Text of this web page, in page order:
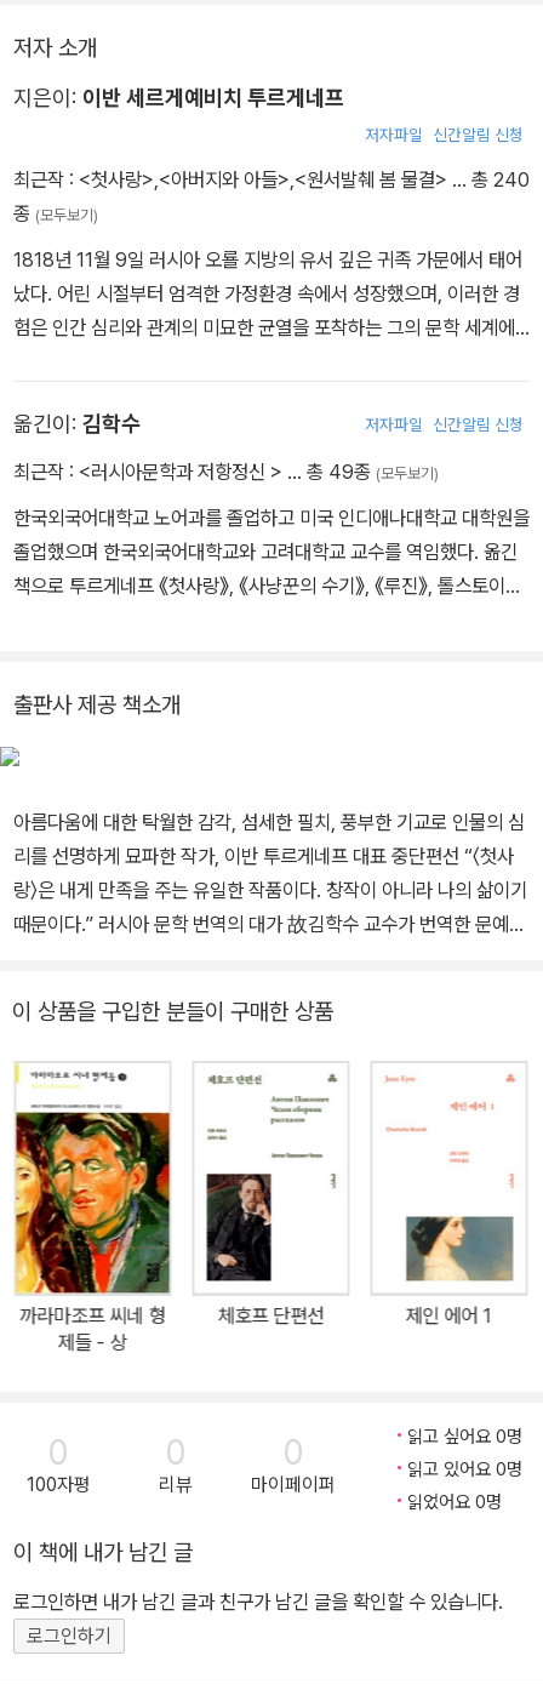
저자 소개
지은이: 이반 세르게예비치 투르게네프
저자파일 신간알림 신청
최근작 : <첫사랑>,<아버지와 아들>,<원서발췌 봄 물결> … 총 240
종 (모두보기)
1818년 11월 9일 러시아 오룔 지방의 유서 깊은 귀족 가문에서 태어
났다. 어린 시절부터 엄격한 가정환경 속에서 성장했으며, 이러한 경
험은 인간 심리와 관계의 미묘한 균열을 포착하는 그의 문학 세계에
익혔다. 귀국 이후 그는 문학평론가 벨린스키와 교류하며 창작 활동
에 뛰어들었다. 농노들의 삶과 러시아 농촌의 풍경을 사실적이면서도
대표작으로, 러시아 사회에 큰 반향을 일으켰다. 이후 장편소설 《루
진》(1856), 《귀족의 보금자리》(1859), 《전야》(1860), 《아버지와
아들》(1862), 《연기》(1867) 등을 잇따라 발표했으며, 〈첫사랑〉 〈아
문학의 핵심으로 꼽힌다. 1843년 오페라 가수 폴리나 비아르도를 만
를 중심으로 유럽 각지에서 활동했다. 플로베르, 모파상, 에밀 졸라 등
역할을 했고, 유럽에서 가장 널리 사랑받은 러시아 작가 가운데 한 사
람으로 자리매김했다. 1883년 9월 3일 프랑스 부지발에서 생을 마
감했으며, 유해는 러시아 상트페테르부르크로 옮겨졌다.
옮긴이: 김학수 저자파일 신간알림 신청
최근작 : <러시아문학과 저항정신 > … 총 49종 (모두보기)
한국외국어대학교 노어과를 졸업하고 미국 인디애나대학교 대학원을
졸업했으며 한국외국어대학교와 고려대학교 교수를 역임했다. 옮긴
책으로 투르게네프 《첫사랑》, 《사냥꾼의 수기》, 《루진》, 톨스토이
이 있다.
출판사 제공 책소개
아름다움에 대한 탁월한 감각, 섬세한 필치, 풍부한 기교로 인물의 심
리를 선명하게 묘파한 작가, 이반 투르게네프 대표 중단편선 “〈첫사
랑〉은 내게 만족을 주는 유일한 작품이다. 창작이 아니라 나의 삶이기
때문이다.” 러시아 문학 번역의 대가 故김학수 교수가 번역한 문예세
불어 세 편의 단편소설을 함께 엮었다. 작가가 《러시아 통보》에서
“나의 과거다”라고 말했을 정도로 자전적 요소가 두드러진 소설 〈첫
사랑〉은 뭇 남성들의 마음을 사로잡은 매력적인 여성 지나이다와 그
녀를 둘러싼 남자들, 짝사랑의 열병을 앓는 주인공의 관계와 심리를
섬세하게 묘사한 작품이다. 이 소설이 출판되자, 귀족인 투르게네프
가 자기 가족을 모델로 작품화해 풍자한 것을 비난하는 보수적인 귀
족들도 있었으나 수많은 문인과 비평가는 아낌없는 찬사를 보냈다.
당대의 유명한 러시아 작가 게르첸은 1860년 5월 18일에 투르게네
프에게 보내는 편지에서 “당신의 〈첫사랑〉은 매혹적인 작품입니
다”라고 말하며 감탄을 아끼지 않았다. 비평지 《러시아어》는 “투르게
서 작가 특유의 섬세한 필치, 탁월한 성격 묘사, 풍부한 기교를 자유자
재로 구사하면서 매혹적이면서도 거만한 여성을 선명하게 그려냈고,
동시에 그녀를 둘러싼 많은 남성과의 관계를 정확하게 묘파했다. 여
고 있으면서도 냉소적 경향과 교만한 잔인성을 가진 수수께끼 같은
존재다. 야심을 품은 수많은 경쟁자에 둘러싸인 그녀는 결단성 있고
품위 있는 여왕 같기도 하다. 이와 같이 투르게네프의 여주인공은 독
이 상품을 구입한 분들이 구매한 상품
까라마조프 씨네 형
제들 - 상
체호프 단편선 제인 에어 1
0
100자평
0
리뷰
0
마이페이퍼
읽고 싶어요 0명
읽고 있어요 0명
읽었어요 0명
이 책에 내가 남긴 글
로그인하면 내가 남긴 글과 친구가 남긴 글을 확인할 수 있습니다.
로그인하기